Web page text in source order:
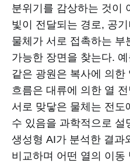
분위기를 감상하는 것이
빛이 전달되는 경로, 공
물체가 서로 접촉하는 부
가능한 장면을 찾는다.
같은 광원은 복사에 의한
흐름은 대류에 의한 열
서로 맞닿은 물체는 전
수 있음을 과학적으로 설
생성형 AI가 분석한 결과
비교하며 어떤 열의 이동